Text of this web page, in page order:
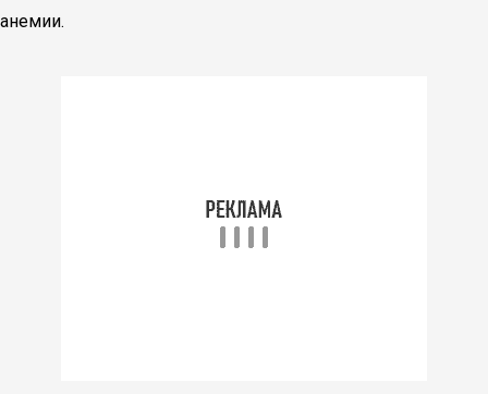
анемии.